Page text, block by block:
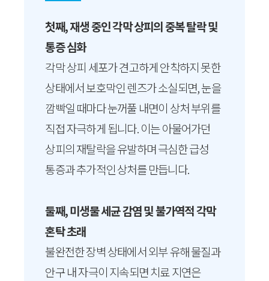
첫째, 재생 중인 각막 상피의 중복 탈락 및
통증 심화
각막 상피 세포가 견고하게 안착하지 못한
상태에서 보호막인 렌즈가 소실되면, 눈을
깜빡일 때마다 눈꺼풀 내면이 상처 부위를
직접 자극하게 됩니다. 이는 아물어가던
상피의 재탈락을 유발하며 극심한 급성
통증과 추가적인 상처를 만듭니다.
둘째, 미생물 세균 감염 및 불가역적 각막
혼탁 초래
불완전한 장벽 상태에서 외부 유해 물질과
안구 내 자극이 지속되면 치료 지연은